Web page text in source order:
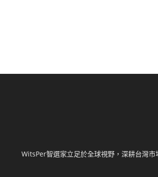
WitsPer智選家立足於全球視野，深耕台灣